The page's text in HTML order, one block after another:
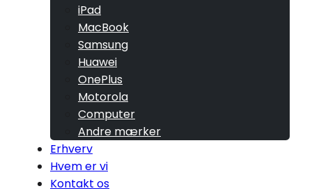
iPad
MacBook
Samsung
Huawei
OnePlus
Motorola
Computer
Andre mærker
Erhverv
Hvem er vi
Kontakt os